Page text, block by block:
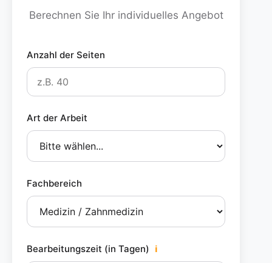
Berechnen Sie Ihr individuelles Angebot
Anzahl der Seiten
Art der Arbeit
Fachbereich
Bearbeitungszeit (in Tagen) ℹ